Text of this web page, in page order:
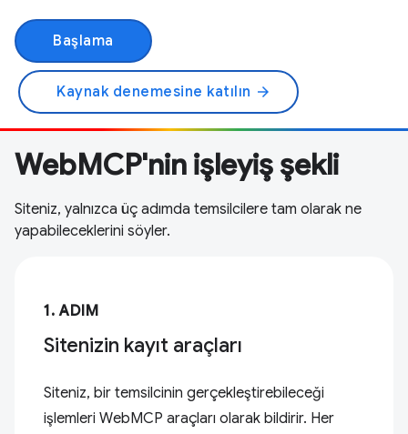
Başlama
Kaynak denemesine katılın arrow_forward
WebMCP'nin işleyiş şekli
Siteniz, yalnızca üç adımda temsilcilere tam olarak ne
yapabileceklerini söyler.
1. ADIM
Sitenizin kayıt araçları
Siteniz, bir temsilcinin gerçekleştirebileceği
işlemleri WebMCP araçları olarak bildirir. Her